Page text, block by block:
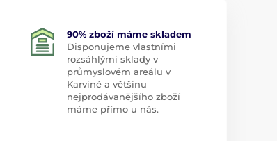
90% zboží máme skladem
Disponujeme vlastními
rozsáhlými sklady v
průmyslovém areálu v
Karviné a většinu
nejprodávanějšího zboží
máme přímo u nás.